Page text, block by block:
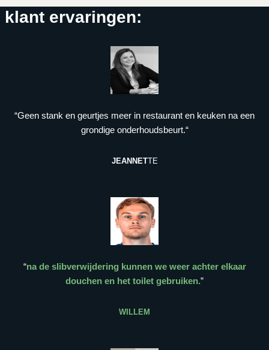
klant ervaringen:
“Geen stank en geurtjes meer in restaurant en keuken na een
grondige onderhoudsbeurt.“
JEANNETTE
“na de slibverwijdering kunnen we weer achter elkaar
douchen en het toilet gebruiken.”
WILLEM